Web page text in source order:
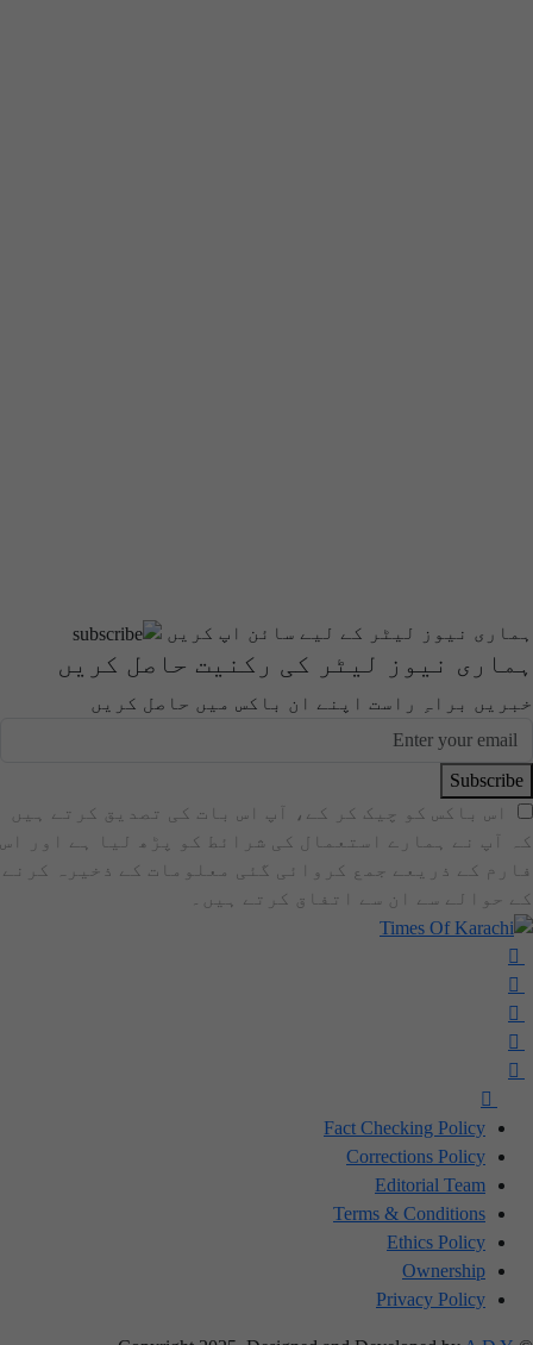
ہماری نیوز لیٹر کے لیے سائن اپ کریں
ہماری نیوز لیٹر کی رکنیت حاصل کریں
خبریں براہِ راست اپنے ان باکس میں حاصل کریں
Subscribe
اس باکس کو چیک کر کے، آپ اس بات کی تصدیق کرتے ہیں
کہ آپ نے ہمارے استعمال کی شرائط کو پڑھ لیا ہے اور اس
فارم کے ذریعے جمع کروائی گئی معلومات کے ذخیرہ کرنے
کے حوالے سے ان سے اتفاق کرتے ہیں۔
Fact Checking Policy
Corrections Policy
Editorial Team
Terms & Conditions
Ethics Policy
Ownership
Privacy Policy